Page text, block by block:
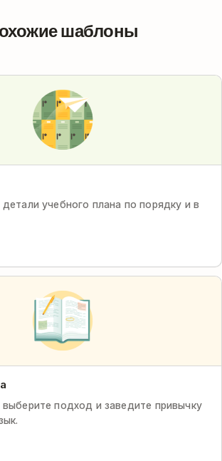
шаблоны
учебного плана по порядку и в
подход и заведите привычку